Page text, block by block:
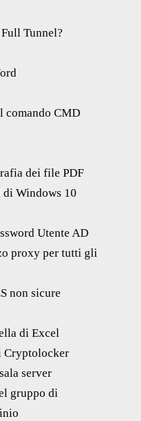
Tunnel?
comando CMD
dei file PDF
Windows 10
Utente AD
proxy per tutti gli
non sicure
di Excel
Cryptolocker
server
gruppo di